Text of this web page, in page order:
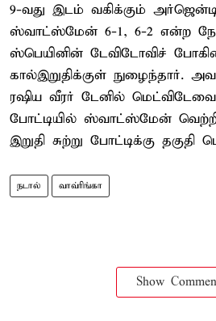
9-வது இடம் வகிக்கும்
ஸ்வாட்ஸ்மேன் 6-1, 6-2 என்ற
ஸ்பெயினின் டேவிடோவிச்
கால்இறுதிக்குள் நுழைந்தார்.
ரஷிய வீரர் டேனில் மெட்விடேவை
போட்டியில் ஸ்வாட்ஸ்மேன்
இறுதி சுற்று போட்டிக்கு தகுதி
நடால் வாவ்ரிங்கா
Show